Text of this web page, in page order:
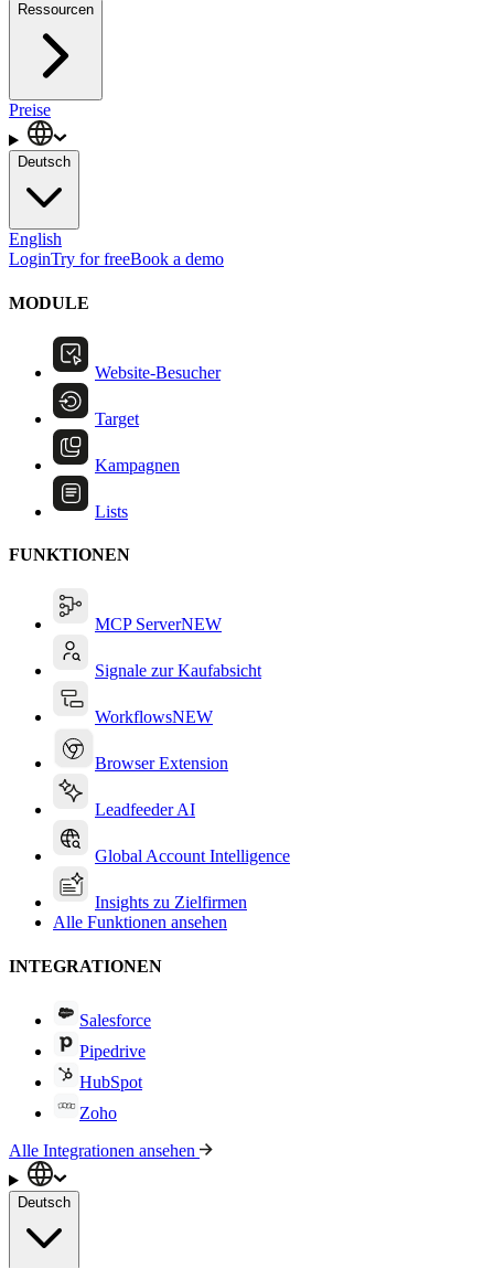
Ressourcen
Preise
Deutsch
English
LoginTry for freeBook a demo
MODULE
Website-Besucher
Target
Kampagnen
Lists
FUNKTIONEN
MCP ServerNEW
Signale zur Kaufabsicht
WorkflowsNEW
Browser Extension
Leadfeeder AI
Global Account Intelligence
Insights zu Zielfirmen
Alle Funktionen ansehen
INTEGRATIONEN
Salesforce
Pipedrive
HubSpot
Zoho
Alle Integrationen ansehen
Deutsch